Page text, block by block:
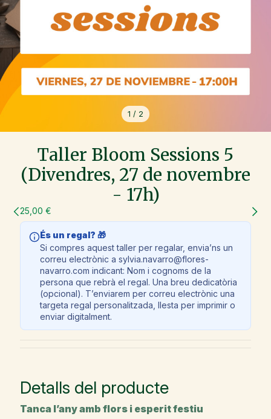
1 / 2
Taller Bloom Sessions 5
(Divendres, 27 de novembre
- 17h)
25,00 €
És un regal? 🎁
Si compres aquest taller per regalar, envia’ns un
correu electrònic a sylvia.navarro@flores-
navarro.com indicant: Nom i cognoms de la
persona que rebrà el regal. Una breu dedicatòria
(opcional). T’enviarem per correu electrònic una
targeta regal personalitzada, llesta per imprimir o
enviar digitalment.
Detalls del producte
Tanca l’any amb flors i esperit festiu